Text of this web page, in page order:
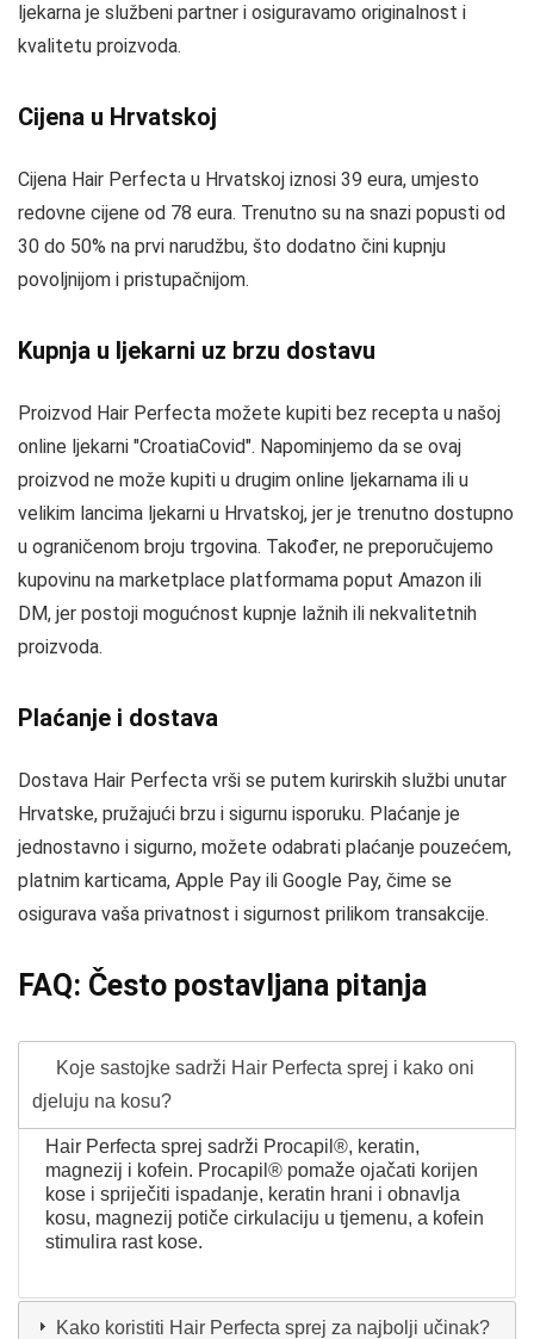
ljekarna je službeni partner i osiguravamo originalnost i
kvalitetu proizvoda.
Cijena u Hrvatskoj
Cijena Hair Perfecta u Hrvatskoj iznosi 39 eura, umjesto
redovne cijene od 78 eura. Trenutno su na snazi popusti od
30 do 50% na prvi narudžbu, što dodatno čini kupnju
povoljnijom i pristupačnijom.
Kupnja u ljekarni uz brzu dostavu
Proizvod Hair Perfecta možete kupiti bez recepta u našoj
online ljekarni "CroatiaCovid". Napominjemo da se ovaj
proizvod ne može kupiti u drugim online ljekarnama ili u
velikim lancima ljekarni u Hrvatskoj, jer je trenutno dostupno
u ograničenom broju trgovina. Također, ne preporučujemo
kupovinu na marketplace platformama poput Amazon ili
DM, jer postoji mogućnost kupnje lažnih ili nekvalitetnih
proizvoda.
Plaćanje i dostava
Dostava Hair Perfecta vrši se putem kurirskih službi unutar
Hrvatske, pružajući brzu i sigurnu isporuku. Plaćanje je
jednostavno i sigurno, možete odabrati plaćanje pouzećem,
platnim karticama, Apple Pay ili Google Pay, čime se
osigurava vaša privatnost i sigurnost prilikom transakcije.
FAQ: Često postavljana pitanja
Koje sastojke sadrži Hair Perfecta sprej i kako oni
djeluju na kosu?
Hair Perfecta sprej sadrži Procapil®, keratin,
magnezij i kofein. Procapil® pomaže ojačati korijen
kose i spriječiti ispadanje, keratin hrani i obnavlja
kosu, magnezij potiče cirkulaciju u tjemenu, a kofein
stimulira rast kose.
Kako koristiti Hair Perfecta sprej za najbolji učinak?